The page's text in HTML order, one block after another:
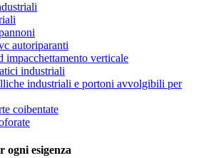
autoriparanti
impacchettamento verticale
industriali
industriali e portoni avvolgibili per
coibentate
ogni esigenza